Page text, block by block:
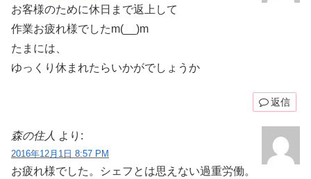
お客様のために休日まで返上して
作業お疲れ様でしたm(__)m
たまには、
ゆっくり休まれたらいかがでしょうか
返信
森の住人 より:
2016年12月1日 8:57 PM
お疲れ様でした。シェフとは思えない過重労働。